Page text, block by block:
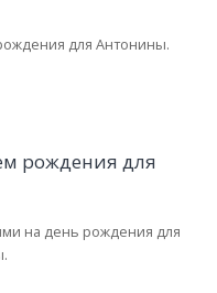
для Антонины.
на день рождения для